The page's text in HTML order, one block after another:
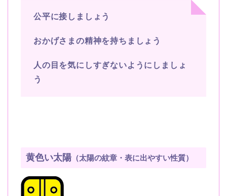
公平に接しましょう
おかげさまの精神を持ちましょう
人の目を気にしすぎないようにしましょ
う
黄色い太陽 （太陽の紋章・表に出やすい性質）